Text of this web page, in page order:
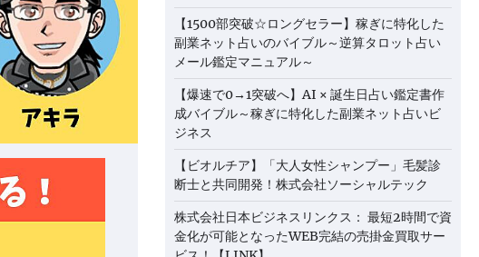
【1500部突破☆ロングセラー】稼ぎに特化した
副業ネット占いのバイブル～逆算タロット占い
メール鑑定マニュアル～
【爆速で0→1突破へ】AI × 誕生日占い鑑定書作
成バイブル～稼ぎに特化した副業ネット占いビ
ジネス
【ビオルチア】「大人女性シャンプー」毛髪診
断士と共同開発！株式会社ソーシャルテック
株式会社日本ビジネスリンクス： 最短2時間で資
金化が可能となったWEB完結の売掛金買取サー